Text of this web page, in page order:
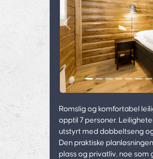
Previous
Romslig og komfortabel
opptil 7 personer.
utstyrt med dobbeltseng
Den praktiske
plass og privatliv, noe som